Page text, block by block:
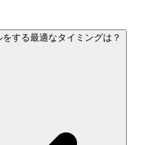
する最適なタイミングは？